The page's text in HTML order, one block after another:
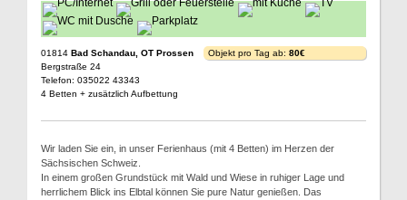
01814 Bad Schandau, OT Prossen
Bergstraße 24
Telefon: 035022 43343
4 Betten + zusätzlich Aufbettung
Objekt pro Tag ab: 80€
Wir laden Sie ein, in unser Ferienhaus (mit 4 Betten) im Herzen der
Sächsischen Schweiz.
In einem großen Grundstück mit Wald und Wiese in ruhiger Lage und
herrlichem Blick ins Elbtal können Sie pure Natur genießen. Das